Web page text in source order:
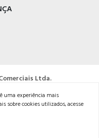
Ltda.
8888
51
uma experiência mais
sobre cookies utilizados, acesse